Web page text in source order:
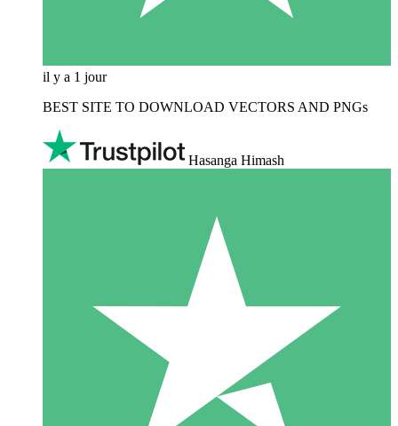
il y a 1 jour
BEST SITE TO DOWNLOAD VECTORS AND PNGs
Hasanga Himash